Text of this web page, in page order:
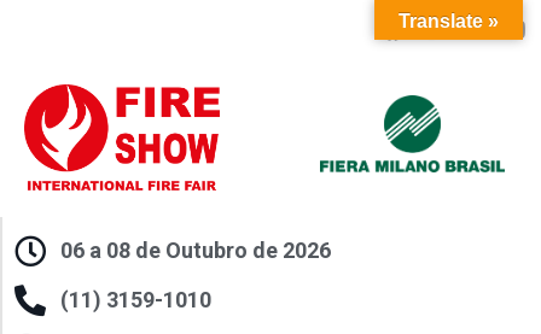
06 a 08 de Outubro de 2026
(11) 3159-1010
Translate »